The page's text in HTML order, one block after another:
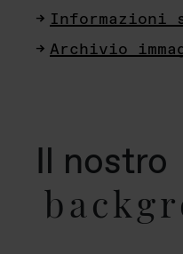
Informazioni
Archivio
Il nostro